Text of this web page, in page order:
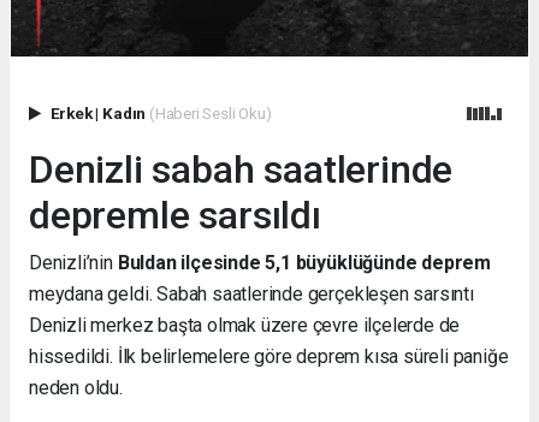
Erkek| Kadın (Haberi Sesli Oku)
Denizli sabah saatlerinde
depremle sarsıldı
Denizli’nin Buldan ilçesinde 5,1 büyüklüğünde deprem
meydana geldi. Sabah saatlerinde gerçekleşen sarsıntı
Denizli merkez başta olmak üzere çevre ilçelerde de
hissedildi. İlk belirlemelere göre deprem kısa süreli paniğe
neden oldu.